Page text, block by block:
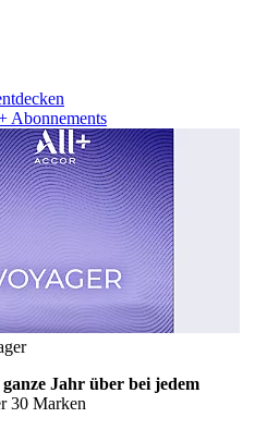
Abonnements
Jahr über bei jedem
30 Marken